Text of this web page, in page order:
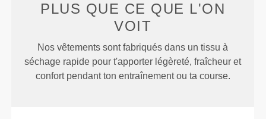
PLUS QUE CE QUE L'ON
VOIT
Nos vêtements sont fabriqués dans un tissu à
séchage rapide pour t'apporter légèreté, fraîcheur et
confort pendant ton entraînement ou ta course.